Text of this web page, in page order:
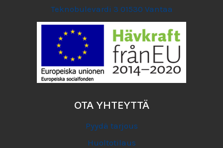
Teknobulevardi 3 01530 Vantaa
OTA YHTEYTTÄ
Pyydä tarjous
Huoltotilaus